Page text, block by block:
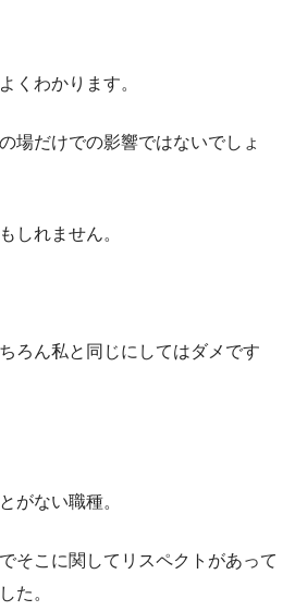
くわかります。
場だけでの影響ではないでしょ
しれません。
ろん私と同じにしてはダメです
がない職種。
そこに関してリスペクトがあって
た。